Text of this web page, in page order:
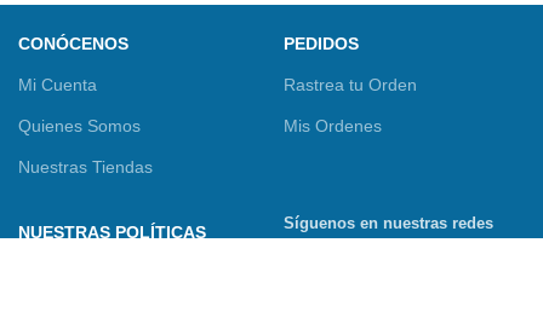
CONÓCENOS
Mi Cuenta
Quienes Somos
Nuestras Tiendas
PEDIDOS
Rastrea tu Orden
Mis Ordenes
NUESTRAS POLÍTICAS
Síguenos en nuestras redes